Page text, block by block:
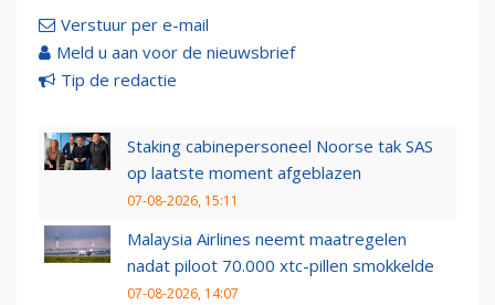
Verstuur per e-mail
Meld u aan voor de nieuwsbrief
Tip de redactie
Staking cabinepersoneel Noorse tak SAS
op laatste moment afgeblazen
07-08-2026, 15:11
Malaysia Airlines neemt maatregelen
nadat piloot 70.000 xtc-pillen smokkelde
07-08-2026, 14:07